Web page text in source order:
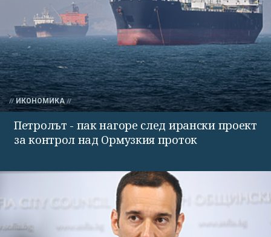
ИКОНОМИКА
Петролът - пак нагоре след ирански проект
за контрол над Ормузкия проток